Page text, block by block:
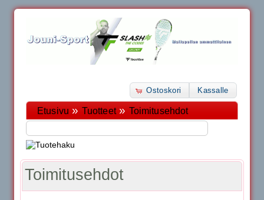
Ostoskori Kassalle
Etusivu » Tuotteet» Toimitusehdot
Toimitusehdot